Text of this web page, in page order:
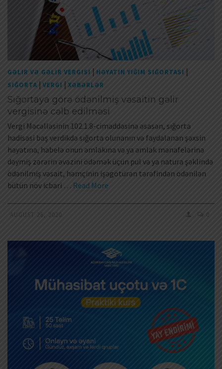
GƏLIR VƏ GƏLIR VERGISI | HƏYATIN YIĞIM SIĞORTASI |
SIĞORTA | VERGI | XƏBƏRLƏR
Sığortaya görə ödənilmiş vəsaitin gəlir
vergisinə cəlb edilməsi
Vergi Məcəlləsinin 102.1.8-cimaddəsinə əsasən, sığorta
hadisəsi baş verdikdə sığorta olunanın və faydalanan şəxsin
həyatına, habelə onun əmlakına və ya əmlak mənafelərinə
dəymiş zərərin əvəzini ödəmək üçün pul və ya natura şəklində
ödənilmiş vəsait, həmçinin işəgötürən tərəfindən ödənilən
bütün növ icbari … Read More
AUGUST 26, 2020 0